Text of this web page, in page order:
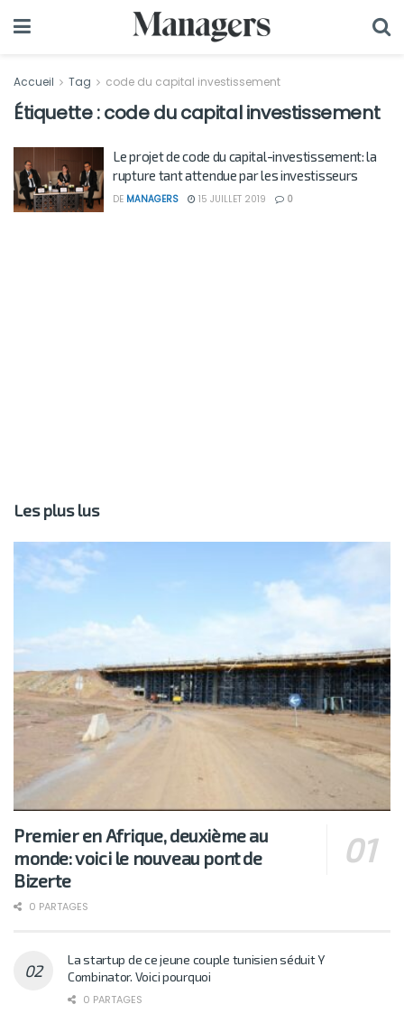
Accueil Tag code du capital investissement
Étiquette :code du capital investissement
Le projet de code du capital-investissement: la
rupture tant attendue par les investisseurs
DE MANAGERS 15 JUILLET 2019 0
Les plus lus
Premier en Afrique, deuxième au
monde: voici le nouveau pont de
Bizerte
0 PARTAGES
La startup de ce jeune couple tunisien séduit Y
Combinator. Voici pourquoi
0 PARTAGES